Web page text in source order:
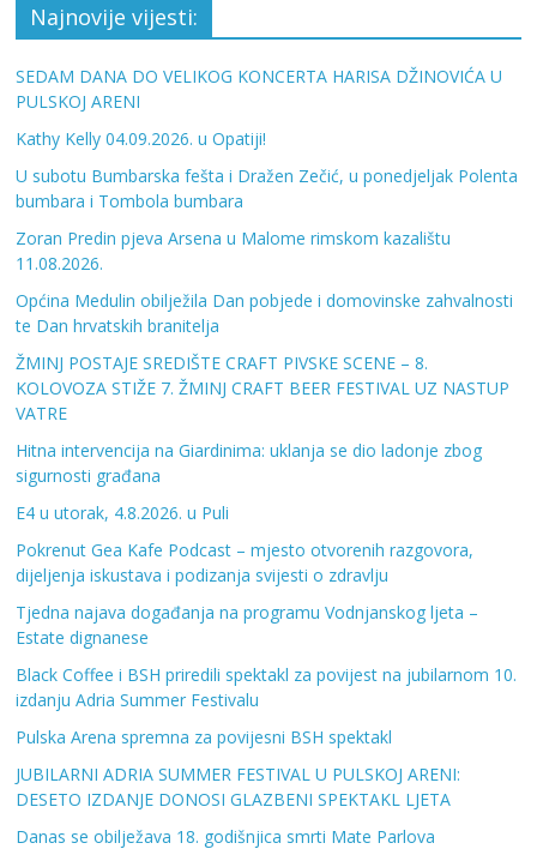
Najnovije vijesti:
SEDAM DANA DO VELIKOG KONCERTA HARISA DŽINOVIĆA U
PULSKOJ ARENI
Kathy Kelly 04.09.2026. u Opatiji!
U subotu Bumbarska fešta i Dražen Zečić, u ponedjeljak Polenta
bumbara i Tombola bumbara
Zoran Predin pjeva Arsena u Malome rimskom kazalištu
11.08.2026.
Općina Medulin obilježila Dan pobjede i domovinske zahvalnosti
te Dan hrvatskih branitelja
ŽMINJ POSTAJE SREDIŠTE CRAFT PIVSKE SCENE – 8.
KOLOVOZA STIŽE 7. ŽMINJ CRAFT BEER FESTIVAL UZ NASTUP
VATRE
Hitna intervencija na Giardinima: uklanja se dio ladonje zbog
sigurnosti građana
E4 u utorak, 4.8.2026. u Puli
Pokrenut Gea Kafe Podcast – mjesto otvorenih razgovora,
dijeljenja iskustava i podizanja svijesti o zdravlju
Tjedna najava događanja na programu Vodnjanskog ljeta –
Estate dignanese
Black Coffee i BSH priredili spektakl za povijest na jubilarnom 10.
izdanju Adria Summer Festivalu
Pulska Arena spremna za povijesni BSH spektakl
JUBILARNI ADRIA SUMMER FESTIVAL U PULSKOJ ARENI:
DESETO IZDANJE DONOSI GLAZBENI SPEKTAKL LJETA
Danas se obilježava 18. godišnjica smrti Mate Parlova